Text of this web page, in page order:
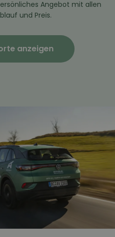
Angebot mit allen
und Preis.
anzeigen